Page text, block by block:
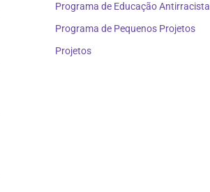
Programa de Educação Antirracista
Programa de Pequenos Projetos
Projetos